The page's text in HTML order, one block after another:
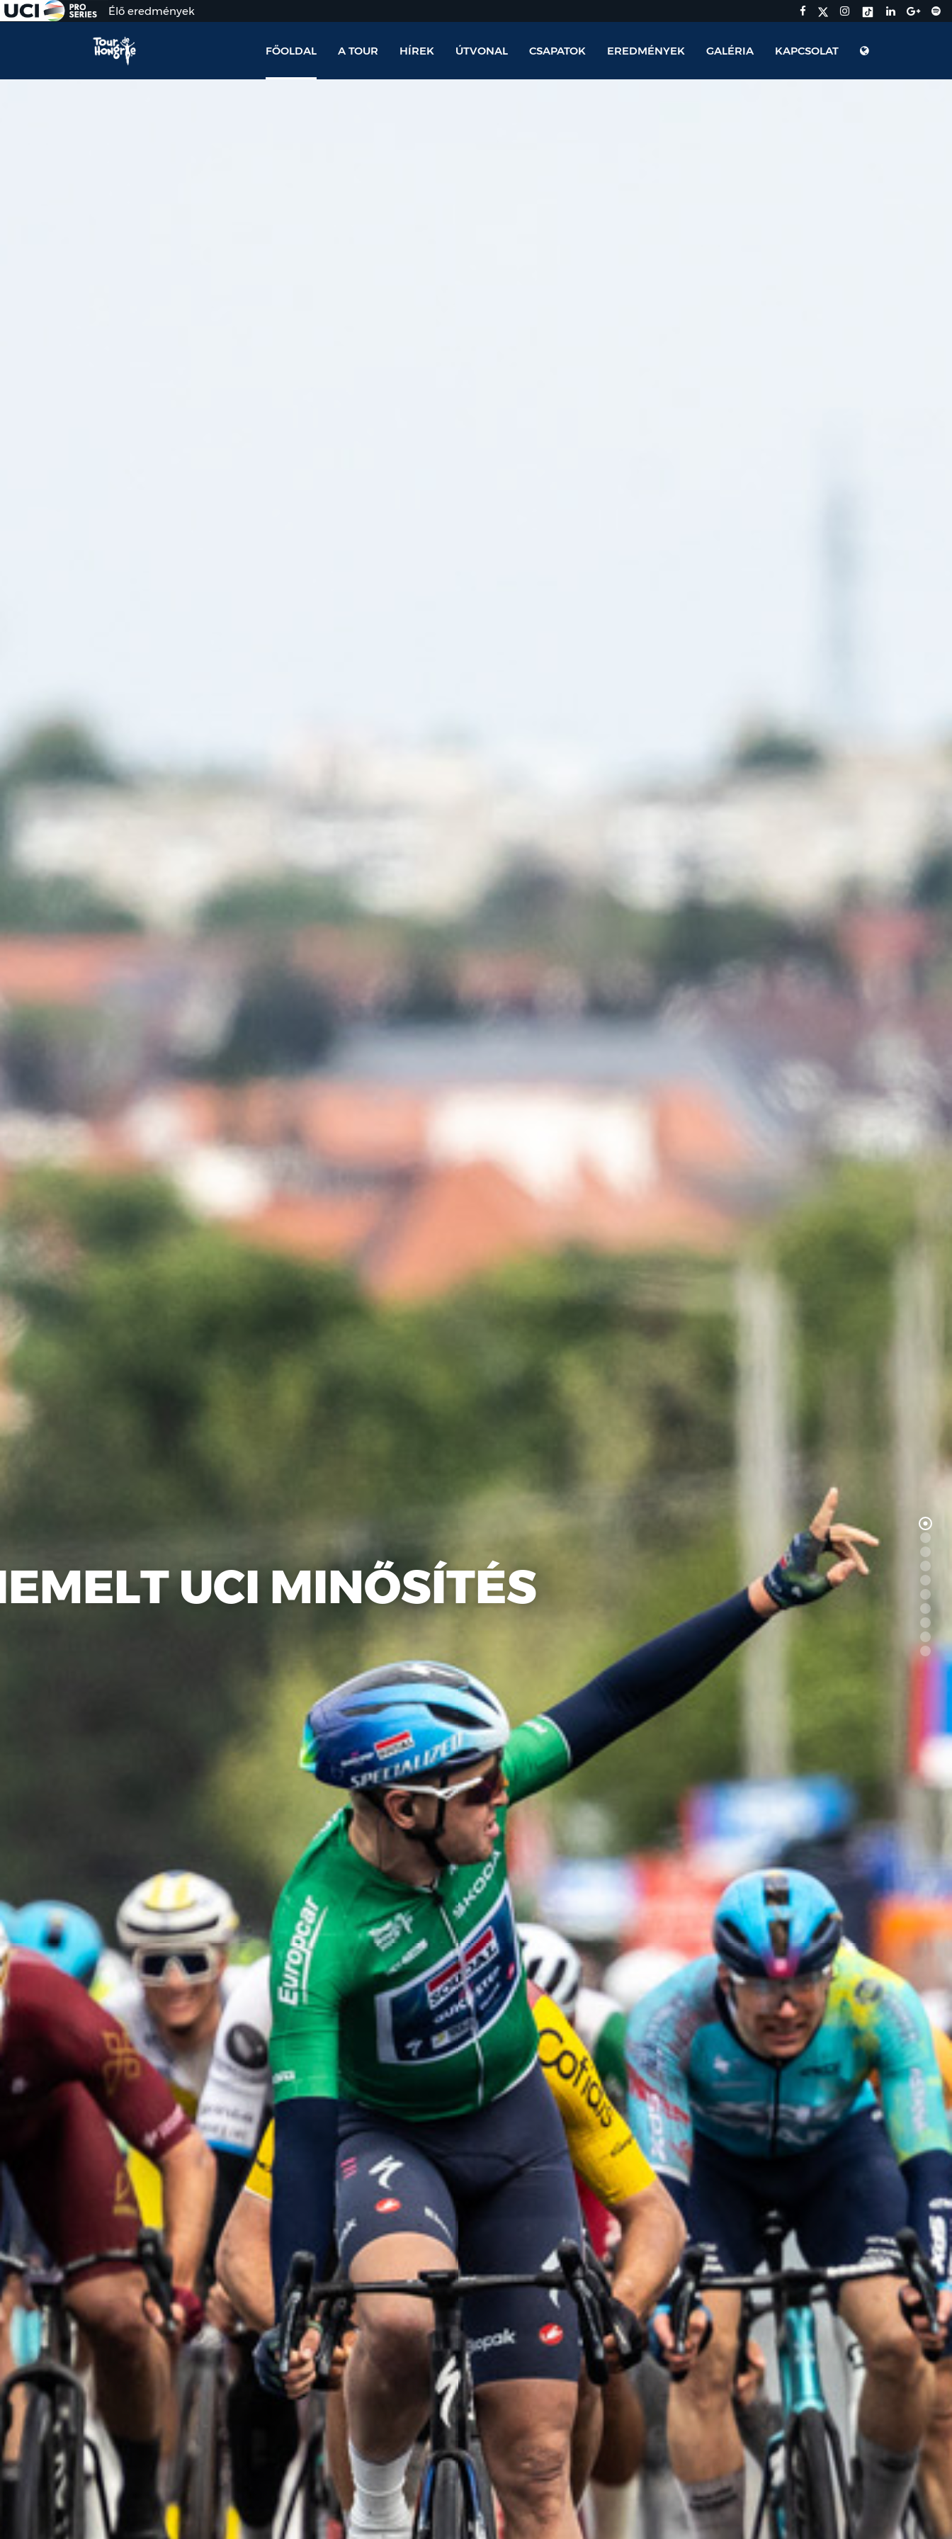
UCI MINŐSÍTÉS
Élő eredmények
FŐOLDAL A TOUR HÍREK ÚTVONAL CSAPATOK EREDMÉNYEK GALÉRIA KAPCSOLAT